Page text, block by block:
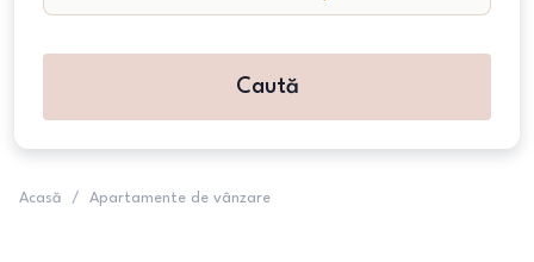
Caută
Acasă / Apartamente de vânzare